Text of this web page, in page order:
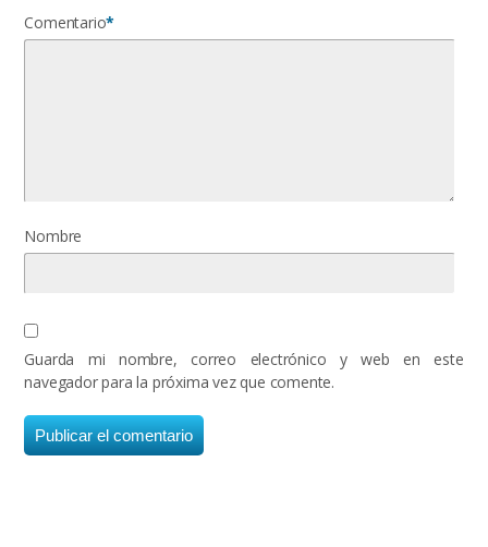
Comentario*
Nombre
Guarda mi nombre, correo electrónico y web en este
navegador para la próxima vez que comente.